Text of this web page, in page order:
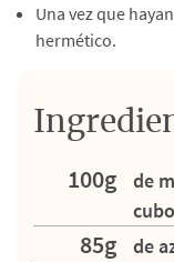
Una vez que
hermético.
100g
de
85g de